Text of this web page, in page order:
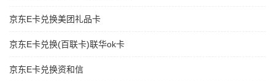
京东E卡兑换美团礼品卡
京东E卡兑换(百联卡)联华ok卡
京东E卡兑换资和信